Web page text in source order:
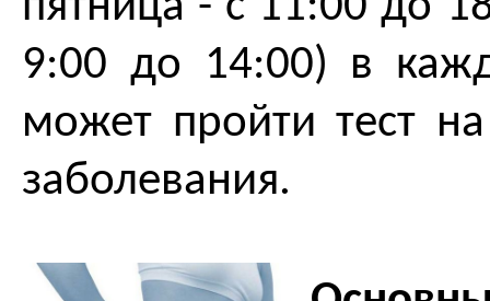
9:00 до 14:00) в
может пройти тест
заболевания.